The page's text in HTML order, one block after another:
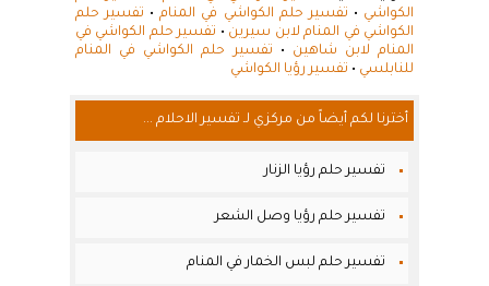
الكواشي • تفسير حلم الكواشي في المنام• تفسير حلم
الكواشي في المنام لابن سيرين • تفسير حلم الكواشي في
المنام لابن شاهين • تفسير حلم الكواشي في المنام
للنابلسي • تفسير رؤيا الكواشي
أخترنا لكم أيضاً من مركزي لـ تفسير الاحلام ...
تفسير حلم رؤيا الزنار
تفسير حلم رؤيا وصل الشعر
تفسير حلم لبس الخمار في المنام